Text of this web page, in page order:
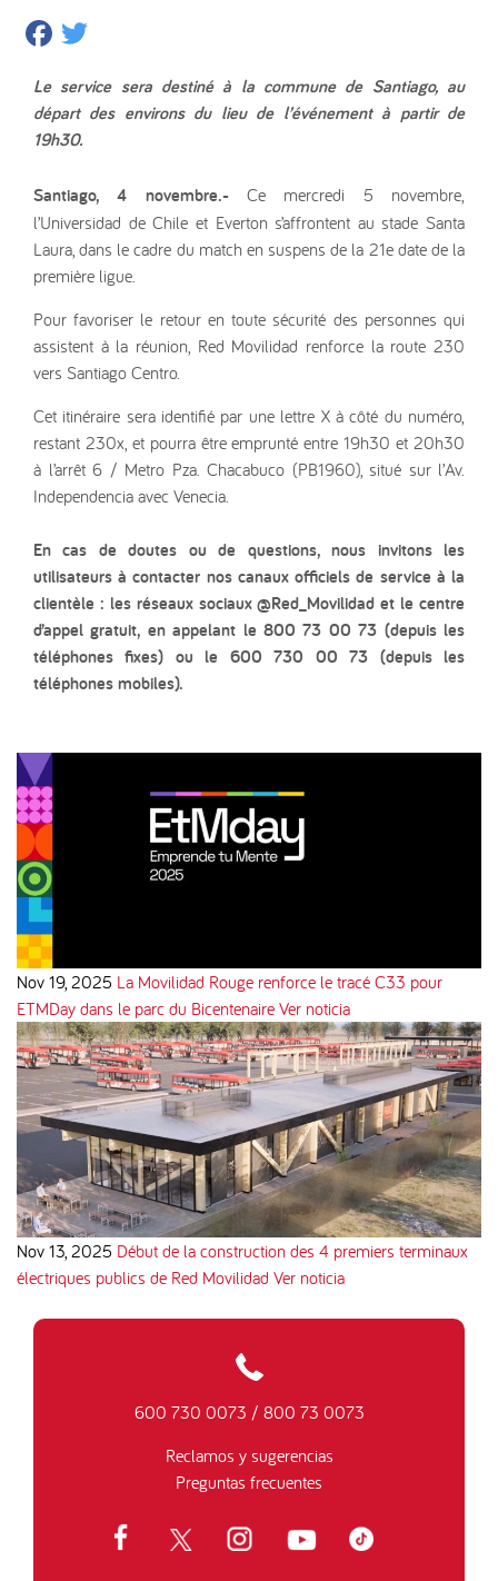
Facebook
Le service sera destiné à la commune de Santiago, au
départ des environs du lieu de l’événement à partir de
19h30.
Santiago, 4 novembre.- Ce mercredi 5 novembre,
l’Universidad de Chile et Everton s’affrontent au stade Santa
Laura, dans le cadre du match en suspens de la 21e date de la
première ligue.
Pour favoriser le retour en toute sécurité des personnes qui
assistent à la réunion, Red Movilidad renforce la route 230
vers Santiago Centro.
Cet itinéraire sera identifié par une lettre X à côté du numéro,
restant 230x, et pourra être emprunté entre 19h30 et 20h30
à l’arrêt 6 / Metro Pza. Chacabuco (PB1960), situé sur l’Av.
Independencia avec Venecia.
En cas de doutes ou de questions, nous invitons les
utilisateurs à contacter nos canaux officiels de service à la
clientèle : les réseaux sociaux @Red_Movilidad et le centre
d’appel gratuit, en appelant le 800 73 00 73 (depuis les
téléphones fixes) ou le 600 730 00 73 (depuis les
téléphones mobiles).
Nov 19, 2025 La Movilidad Rouge renforce le tracé C33 pour
ETMDay dans le parc du Bicentenaire Ver noticia
Nov 13, 2025 Début de la construction des 4 premiers terminaux
électriques publics de Red Movilidad Ver noticia
600 730 0073 / 800 73 0073
Reclamos y sugerencias
Preguntas frecuentes